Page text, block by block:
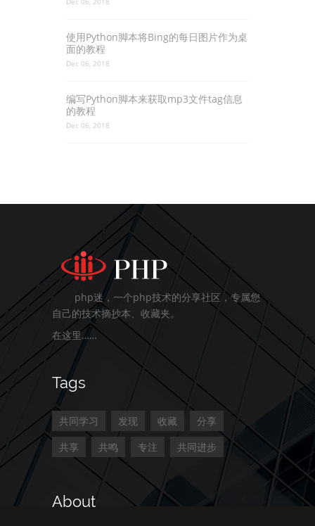
使用Python脚本将Bing的每日图片作为桌
面的教程
Dec 06, 2018
编写Python脚本来获取mp3文件tag信息
的教程
Dec 06, 2018
php迷，一个php技术的分享社区，专属您
自己的技术摘抄本、收藏夹。
在这里……
Tags
共同学习 发现 收藏
分享
共享
共鸣 专注 共同进步
About